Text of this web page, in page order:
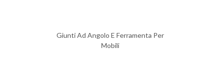
Giunti Ad Angolo E Ferramenta Per
Mobili